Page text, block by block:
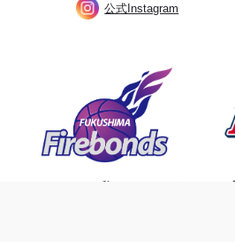
公式Instagram